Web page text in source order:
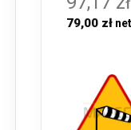
79,00 zł